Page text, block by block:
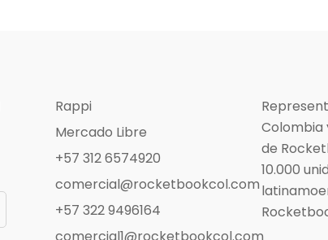
Rappi
Mercado Libre
+57 312 6574920
comercial@rocketbookcol.com
+57 322 9496164
Colombia
de
10.000